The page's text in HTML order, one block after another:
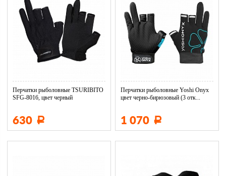
Перчатки рыболовные TSURIBITO
SFG-8016, цвет черный
630 Р
Перчатки рыболовные Yoshi Onyx
цвет черно-бирюзовый (3 отк...
1 070 Р